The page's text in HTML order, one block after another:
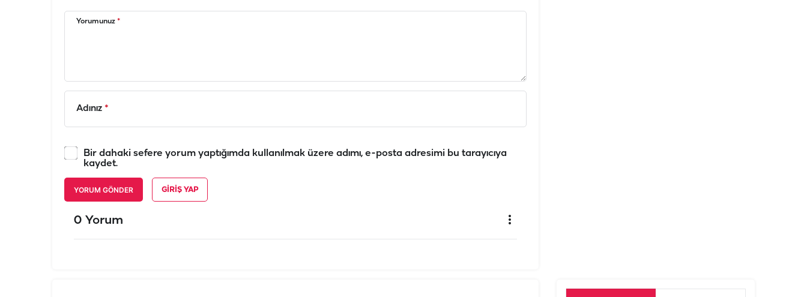
Yorumunuz *
Adınız *
Bir dahaki sefere yorum yaptığımda kullanılmak üzere adımı, e-posta adresimi bu tarayıcıya
kaydet.
YORUM GÖNDER GIRIŞ YAP
0 Yorum